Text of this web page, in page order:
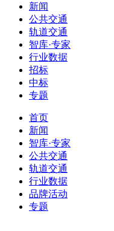
新闻
公共交通
轨道交通
智库·专家
行业数据
招标
中标
专题
首页
新闻
智库·专家
公共交通
轨道交通
行业数据
品牌活动
专题